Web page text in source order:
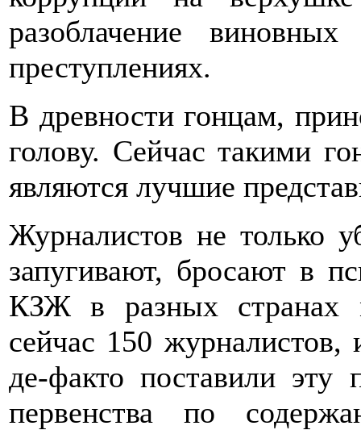
разоблачение
преступлениях.
В древности гонцам,
голову. Сейчас такими
являются лучшие
Журналистов не только
запугивают, бросают в
КЗЖ в разных странах
сейчас 150
де-факто поставили
первенства по